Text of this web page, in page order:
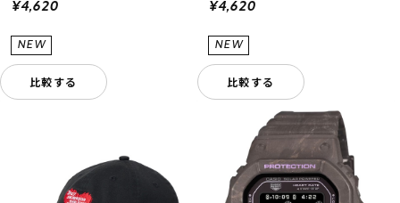
¥4,620
比較する
¥4,620
比較する